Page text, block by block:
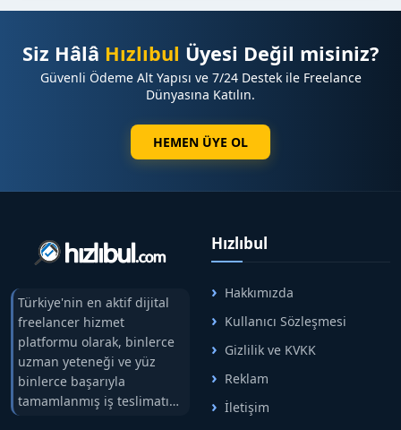
Siz Hâlâ Hızlıbul Üyesi Değil misiniz?
Güvenli Ödeme Alt Yapısı ve 7/24 Destek ile Freelance
Dünyasına Katılın.
HEMEN ÜYE OL
Türkiye'nin en aktif dijital
freelancer hizmet
platformu olarak, binlerce
uzman yeteneği ve yüz
binlerce başarıyla
tamamlanmış iş teslimatını
tek çatıda buluşturuyoruz.
Hızlıbul
Hakkımızda
Kullanıcı Sözleşmesi
Gizlilik ve KVKK
Reklam
İletişim